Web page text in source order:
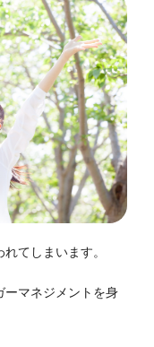
てしまいます。
ーマネジメントを身